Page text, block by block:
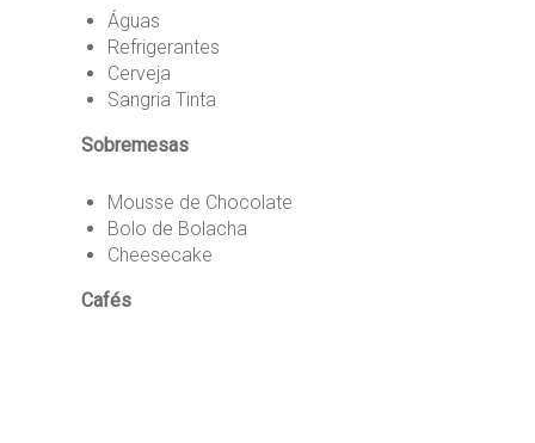
Águas
Refrigerantes
Cerveja
Sangria Tinta
Sobremesas
Mousse de Chocolate
Bolo de Bolacha
Cheesecake
Cafés